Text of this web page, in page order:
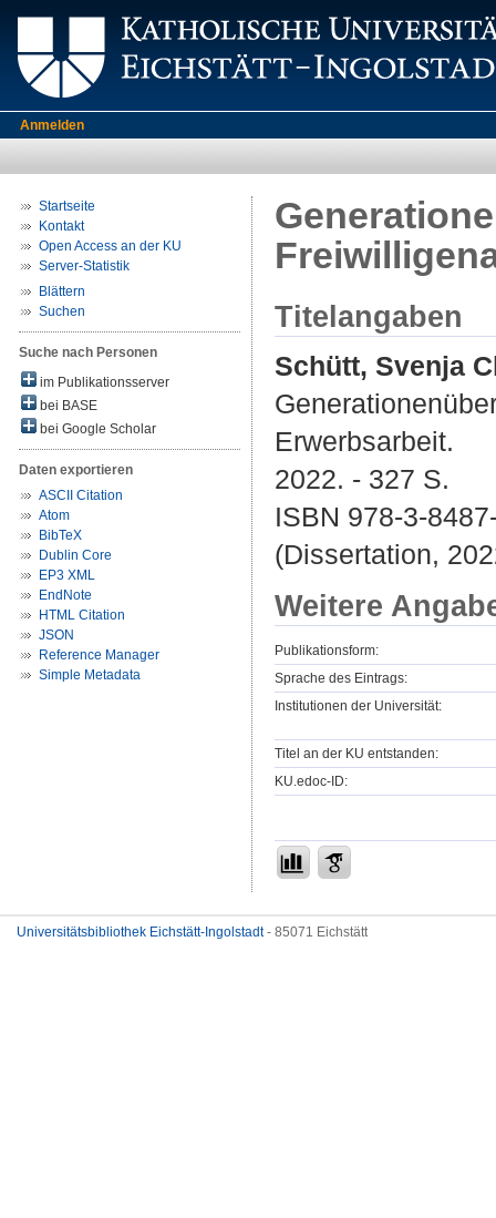
Anmelden
Startseite
Kontakt
Open Access an der KU
Server-Statistik
Blättern
Suchen
Suche nach Personen
im Publikationsserver
bei BASE
bei Google Scholar
Daten exportieren
ASCII Citation
Atom
BibTeX
Dublin Core
EP3 XML
EndNote
HTML Citation
JSON
Reference Manager
Simple Metadata
Titelangaben
Schütt, Svenja
Erwerbsarbeit.
2022. - 327 S.
ISBN 978-3-
(Dissertation,
Weitere
Publikationsform:
Sprache des Eintrags:
Institutionen der Universität:
Titel an der KU entstanden:
KU.edoc-ID:
Universitätsbibliothek Eichstätt-Ingolstadt- 85071 Eichstätt